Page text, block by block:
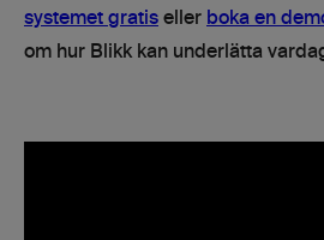
systemet gratis eller boka en
om hur Blikk kan underlätta